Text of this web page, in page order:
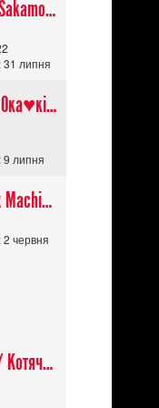
Дні Сакамото / Sakamoto Days (Сезон 1)
31 липня
Люпен ІІІ проти Ока♥кішки / Lupin III vs Cats Eye Movie
9 липня
Легенда про Vox Machina The Legend of Vox Machina (Сезон 4)
червня
"Котячий Загін" / Котячий апокаліпсис / Cat Shit One